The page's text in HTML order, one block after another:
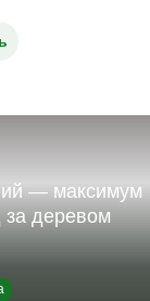
— максимум
за деревом